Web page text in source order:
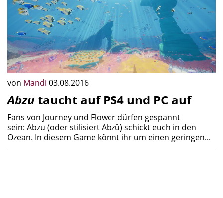
von Mandi 03.08.2016
Abzu taucht auf PS4 und PC auf
Fans von Journey und Flower dürfen gespannt
sein: Abzu (oder stilisiert Abzû) schickt euch in den
Ozean. In diesem Game könnt ihr um einen geringen...